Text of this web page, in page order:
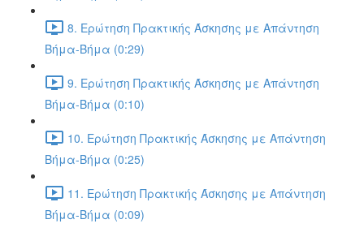
8. Ερώτηση Πρακτικής Άσκησης με Απάντηση
Βήμα-Βήμα (0:29)
9. Ερώτηση Πρακτικής Άσκησης με Απάντηση
Βήμα-Βήμα (0:10)
10. Ερώτηση Πρακτικής Άσκησης με Απάντηση
Βήμα-Βήμα (0:25)
11. Ερώτηση Πρακτικής Άσκησης με Απάντηση
Βήμα-Βήμα (0:09)